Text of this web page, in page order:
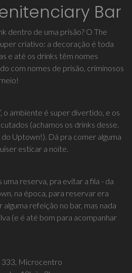
Bar
dentro de uma prisão? O The
criativo: a decoração é toda
e até os drinks têm nomes
com nomes de prisão, criminosos
o ambiente é super divertido, e os
(achamos os drinks desse.
Uptown!). Dá pra comer alguma
esticar a noite.
reserva, pra evitar a fila - da
na época, para reservar era
refeição no bar, mas nada
(e é até bom para acompanhar
333, Microcentro